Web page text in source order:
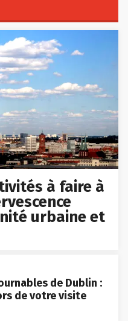
à faire à
urbaine et
de Dublin :
de votre visite